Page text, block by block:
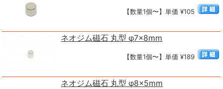
【数量1個〜】単価 ¥105
ネオジム磁石 丸型 φ7×8mm
【数量1個〜】単価 ¥189
ネオジム磁石 丸型 φ8×5mm